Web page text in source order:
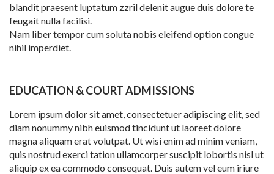
blandit praesent luptatum zzril delenit augue duis dolore te
feugait nulla facilisi.
Nam liber tempor cum soluta nobis eleifend option congue
nihil imperdiet.
EDUCATION & COURT ADMISSIONS
Lorem ipsum dolor sit amet, consectetuer adipiscing elit, sed
diam nonummy nibh euismod tincidunt ut laoreet dolore
magna aliquam erat volutpat. Ut wisi enim ad minim veniam,
quis nostrud exerci tation ullamcorper suscipit lobortis nisl ut
aliquip ex ea commodo consequat. Duis autem vel eum iriure